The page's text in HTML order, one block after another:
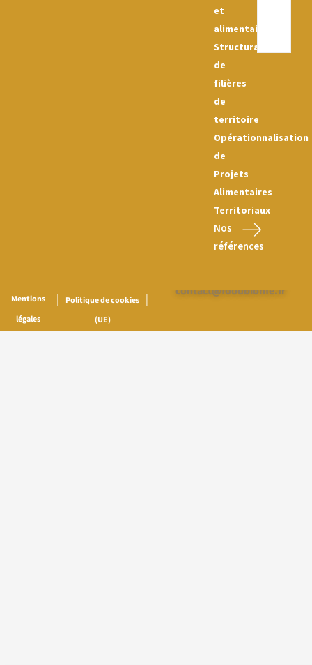
et
alimentaires
Structuration
de
filières
de
territoire
Opérationnalisation
de
Projets
Alimentaires
Territoriaux
Nos
références
Mentions
légales
|
Politique de cookies
(UE)
|
contact@foodbiome.fr